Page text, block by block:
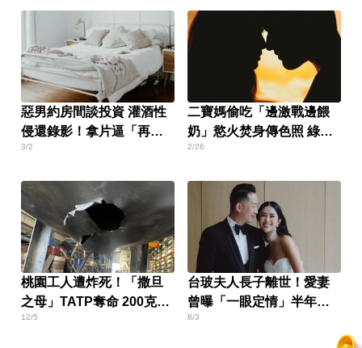
惡男約房間談投資 灌酒性
侵還錄影！拿片逼「再來
一次」
3/2
二寶媽偷吃「邊激戰邊餵
奶」慾火焚身傳色照 綠帽
尪崩潰
2/26
桃園工人遭炸死！「撒旦
之母」TATP奪命 200克就
能毀客機
12/5
台玻夫人長子離世！愛妻
曾曝「一眼定情」半年就
定終身
8/3